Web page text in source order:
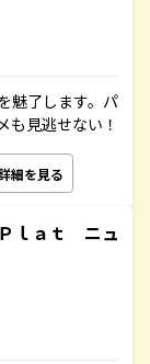
魅了します。パ
も見逃せない！
細を見る
ｌａｔ ニュ